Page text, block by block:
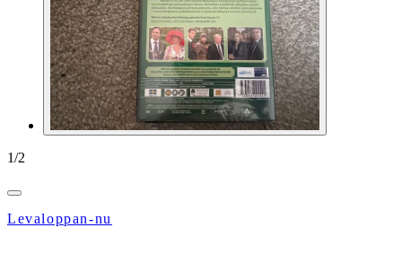
1/2
Levaloppan-nu